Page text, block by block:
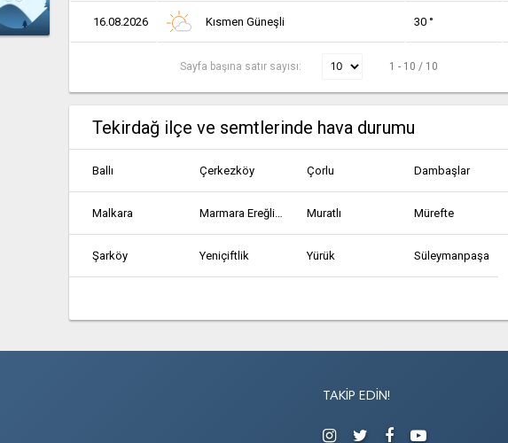
16.08.2026 Kısmen Güneşli 30 °
Sayfa başına satır sayısı: 1 - 10 / 10
Tekirdağ ilçe ve semtlerinde hava durumu
Ballı Çerkezköy Çorlu Dambaşlar
Malkara Marmara Ereğlisi Muratlı Mürefte
Şarköy Yeniçiftlik Yürük Süleymanpaşa
TAKIP EDIN!